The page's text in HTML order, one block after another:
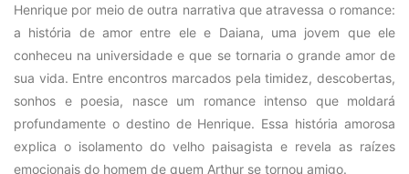
Henrique por meio de outra narrativa que atravessa o romance:
a história de amor entre ele e Daiana, uma jovem que ele
conheceu na universidade e que se tornaria o grande amor de
sua vida. Entre encontros marcados pela timidez, descobertas,
sonhos e poesia, nasce um romance intenso que moldará
profundamente o destino de Henrique. Essa história amorosa
explica o isolamento do velho paisagista e revela as raízes
emocionais do homem de quem Arthur se tornou amigo.